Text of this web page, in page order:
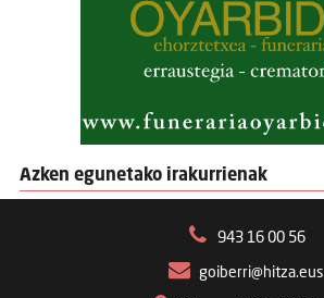
Azken egunetako irakurrienak
943 16 00 56
goiberri@hitza.eus